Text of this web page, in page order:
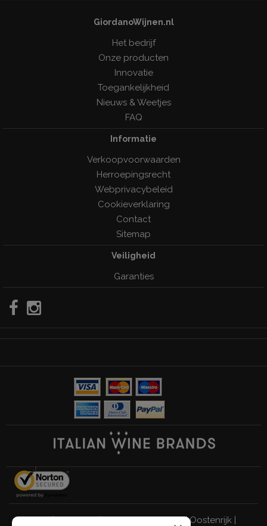
GiordanoWijnen.nl
Het bedrijf
Onze producten
Innovatie
Toegankelijkheid
Nieuws & Weetjes
FAQ
Informatie
Verkoopvoorwaarden
Herroepingsrecht
Webprivacybeleid
Cookieverklaring
Contact
Sitemap
Veiligheid
Garanties
Italië|Duitsland|Verenigd Koninkrijk|Oostenrijk |